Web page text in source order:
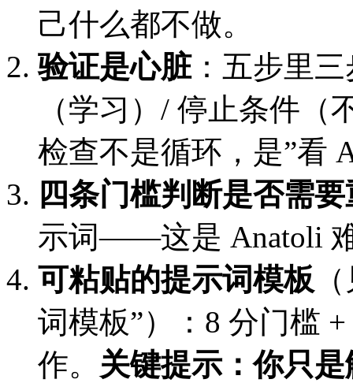
己什么都不做。
验证是心脏：五步里
（学习）/ 停止条件
检查不是循环，是”看
四条门槛判断是否需
示词——这是 Anatoli
可粘贴的提示词模板
词模板”）：8 分门槛
作。 关键提示：你只